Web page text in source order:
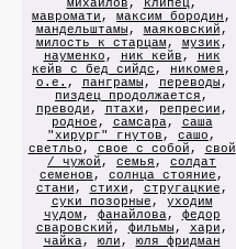
михайлов , клипец,
мавромати , максим бородин ,
мандельштамы , маяковский ,
милость к старцам , музик ,
науменко , ник кейв ,
ник
кейв с бед сийдс , никомея ,
о.е. , панграмы , переводы ,
пиздец продолжается ,
преводи , птахи , репресии ,
родное , самсара, саша
"хирург" гнутов , сашо ,
светльо , свое с собой , свой
/ чужой , семья , солдат
семенов , солнца стояние ,
стани , стихи , стругацкие ,
суки позорные , уходим
чудом , фанайлова, федор
сваровский , фильмы , хари ,
чайка, юли , юля фридман